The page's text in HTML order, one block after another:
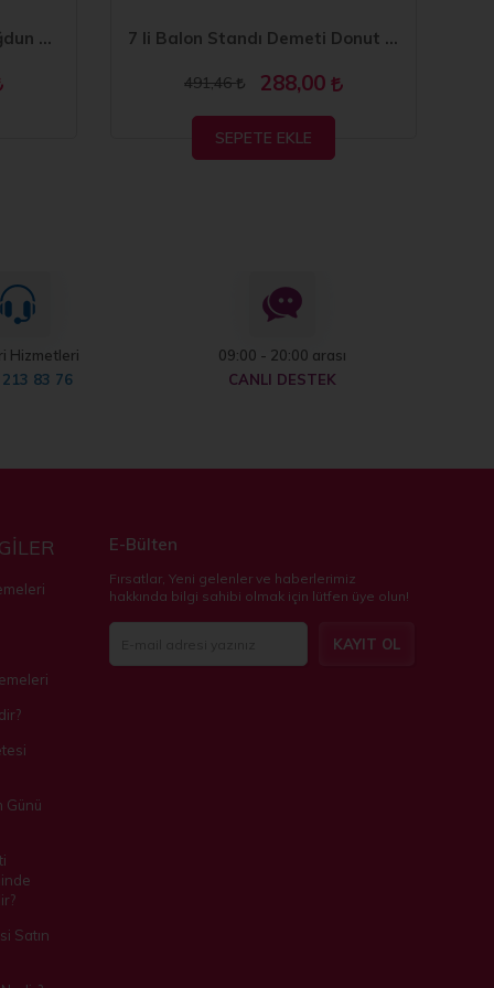
7 li Balon Demeti İyi ki Doğdun 2 li Pembe Balon 7 li Balon Standı Demeti Donut Balon
491,46 288,00
SEPETE EKLE
Hizmetleri
83 76
09:00 - 20:00 arası
CANLI DESTEK
E-Bülten
Fırsatlar, Yeni gelenler ve haberlerimiz
hakkında bilgi sahibi olmak için lütfen üye olun!
KAYIT OL
Günü
Satın